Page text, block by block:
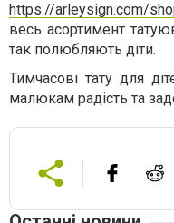
https://arleysign.com/
весь асортимент
так полюбляють діти.
Тимчасові тату для
малюкам радість та